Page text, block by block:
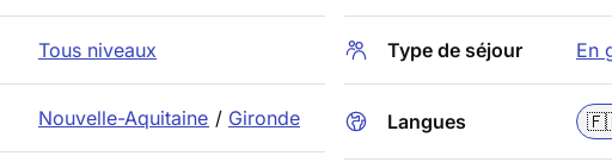
Tous niveaux
Nouvelle-Aquitaine / Gironde
Type de séjour En
Langues